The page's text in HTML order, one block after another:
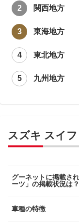
関西地方
東海地方
東北地方
九州地方
スズキ スイ
グーネットに掲載さ
ーツ」の掲載状況は？
車種の特徴